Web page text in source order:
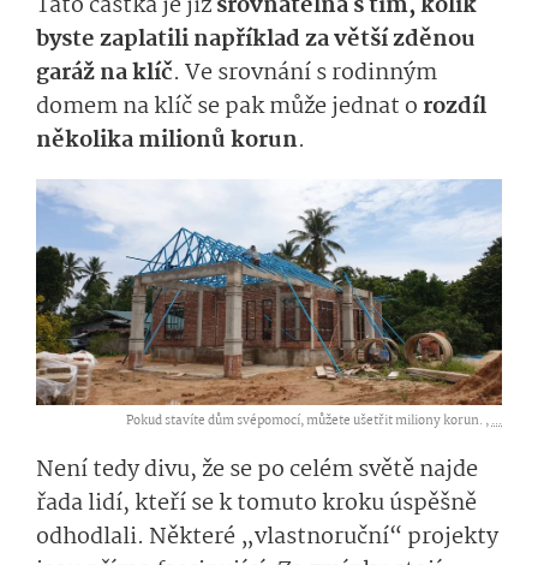
byste zaplatili například za větší zděnou
garáž na klíč. Ve srovnání s rodinným
domem na klíč se pak může jednat o rozdíl
několika milionů korun.
Pokud stavíte dům svépomocí, můžete ušetřit miliony korun. ,...
Není tedy divu, že se po celém světě najde
řada lidí, kteří se k tomuto kroku úspěšně
odhodlali. Některé „vlastnoruční“ projekty